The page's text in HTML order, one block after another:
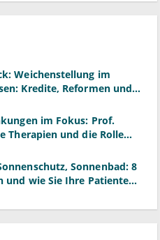
Weichenstellung im
Kredite, Reformen und
im Fokus: Prof.
Therapien und die Rolle
Sonnenbad: 8
und wie Sie Ihre Patienten